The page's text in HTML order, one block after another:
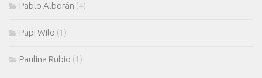
Pablo Alborán (4)
Papi Wilo (1)
Paulina Rubio (1)